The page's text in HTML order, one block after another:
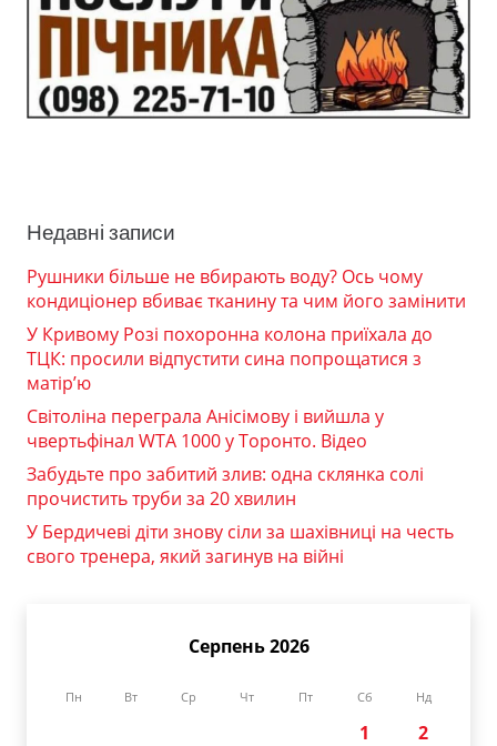
Недавні записи
Рушники більше не вбирають воду? Ось чому
кондиціонер вбиває тканину та чим його замінити
У Кривому Розі похоронна колона приїхала до
ТЦК: просили відпустити сина попрощатися з
матір’ю
Світоліна переграла Анісімову і вийшла у
чвертьфінал WTA 1000 у Торонто. Відео
Забудьте про забитий злив: одна склянка солі
прочистить труби за 20 хвилин
У Бердичеві діти знову сіли за шахівниці на честь
свого тренера, який загинув на війні
Серпень 2026
Пн Вт Ср Чт Пт Сб Нд
1
2